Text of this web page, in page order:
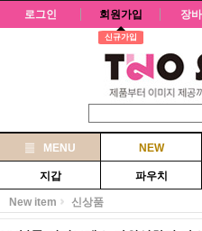
로그인 회원가입
신규가입
장
MENU NEW
지갑 파우치
New item 신상품